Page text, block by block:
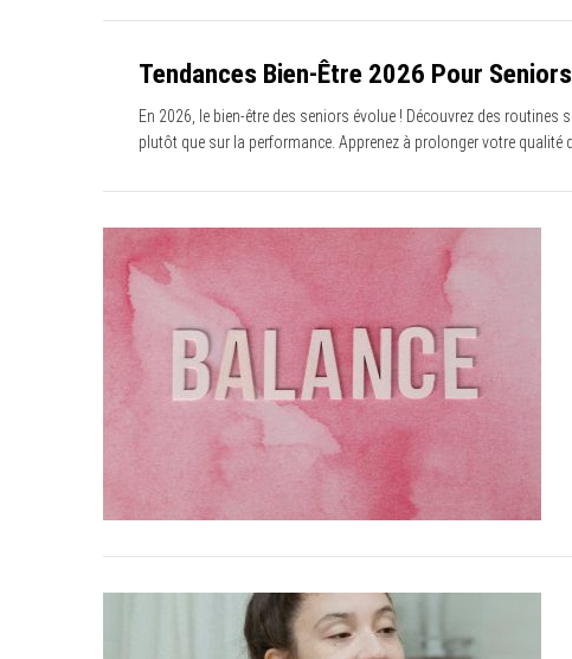
Tendances Bien-Être 2026 Pour
En 2026, le bien-être des seniors évolue ! Découvrez des routines
plutôt que sur la performance. Apprenez à prolonger votre qualité
a
r